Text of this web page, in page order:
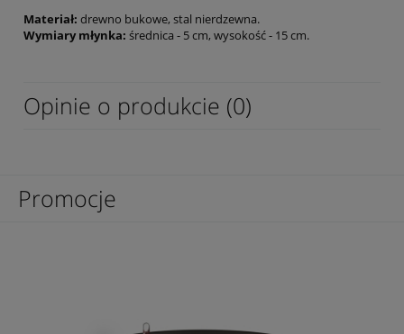
Materiał: drewno bukowe, stal nierdzewna.
Wymiary młynka: średnica - 5 cm, wysokość - 15 cm.
Opinie o produkcie (0)
Promocje